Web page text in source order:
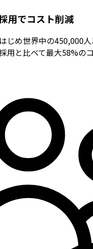
用でコスト削減
じめ世界中の450,000
用と比べて最大58%の